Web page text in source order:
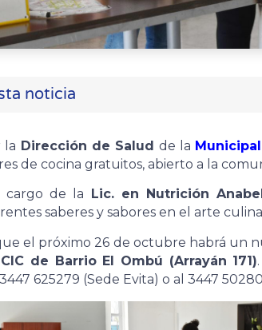
noticia
la Dirección de Saludde la
de cocina gratuitos, abierto a la
cargo de la
Lic. en Nutrición
saberes y sabores en el arte
el próximo 26 de octubre habrá un
CIC de Barrio El Ombú (Arrayán 171)
625279 (Sede Evita) o al 3447